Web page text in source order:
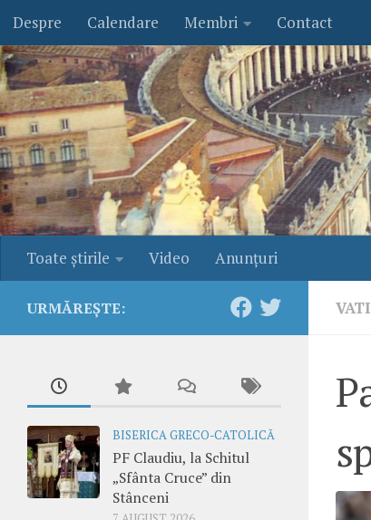
Skip to content
Despre Calendare Membri Contact
Toate ştirile Video Anunţuri
URMĂREȘTE:
BISERICA GRECO-CATOLICĂ
PF Claudiu, la Schitul
„Sfânta Cruce” din
Stânceni